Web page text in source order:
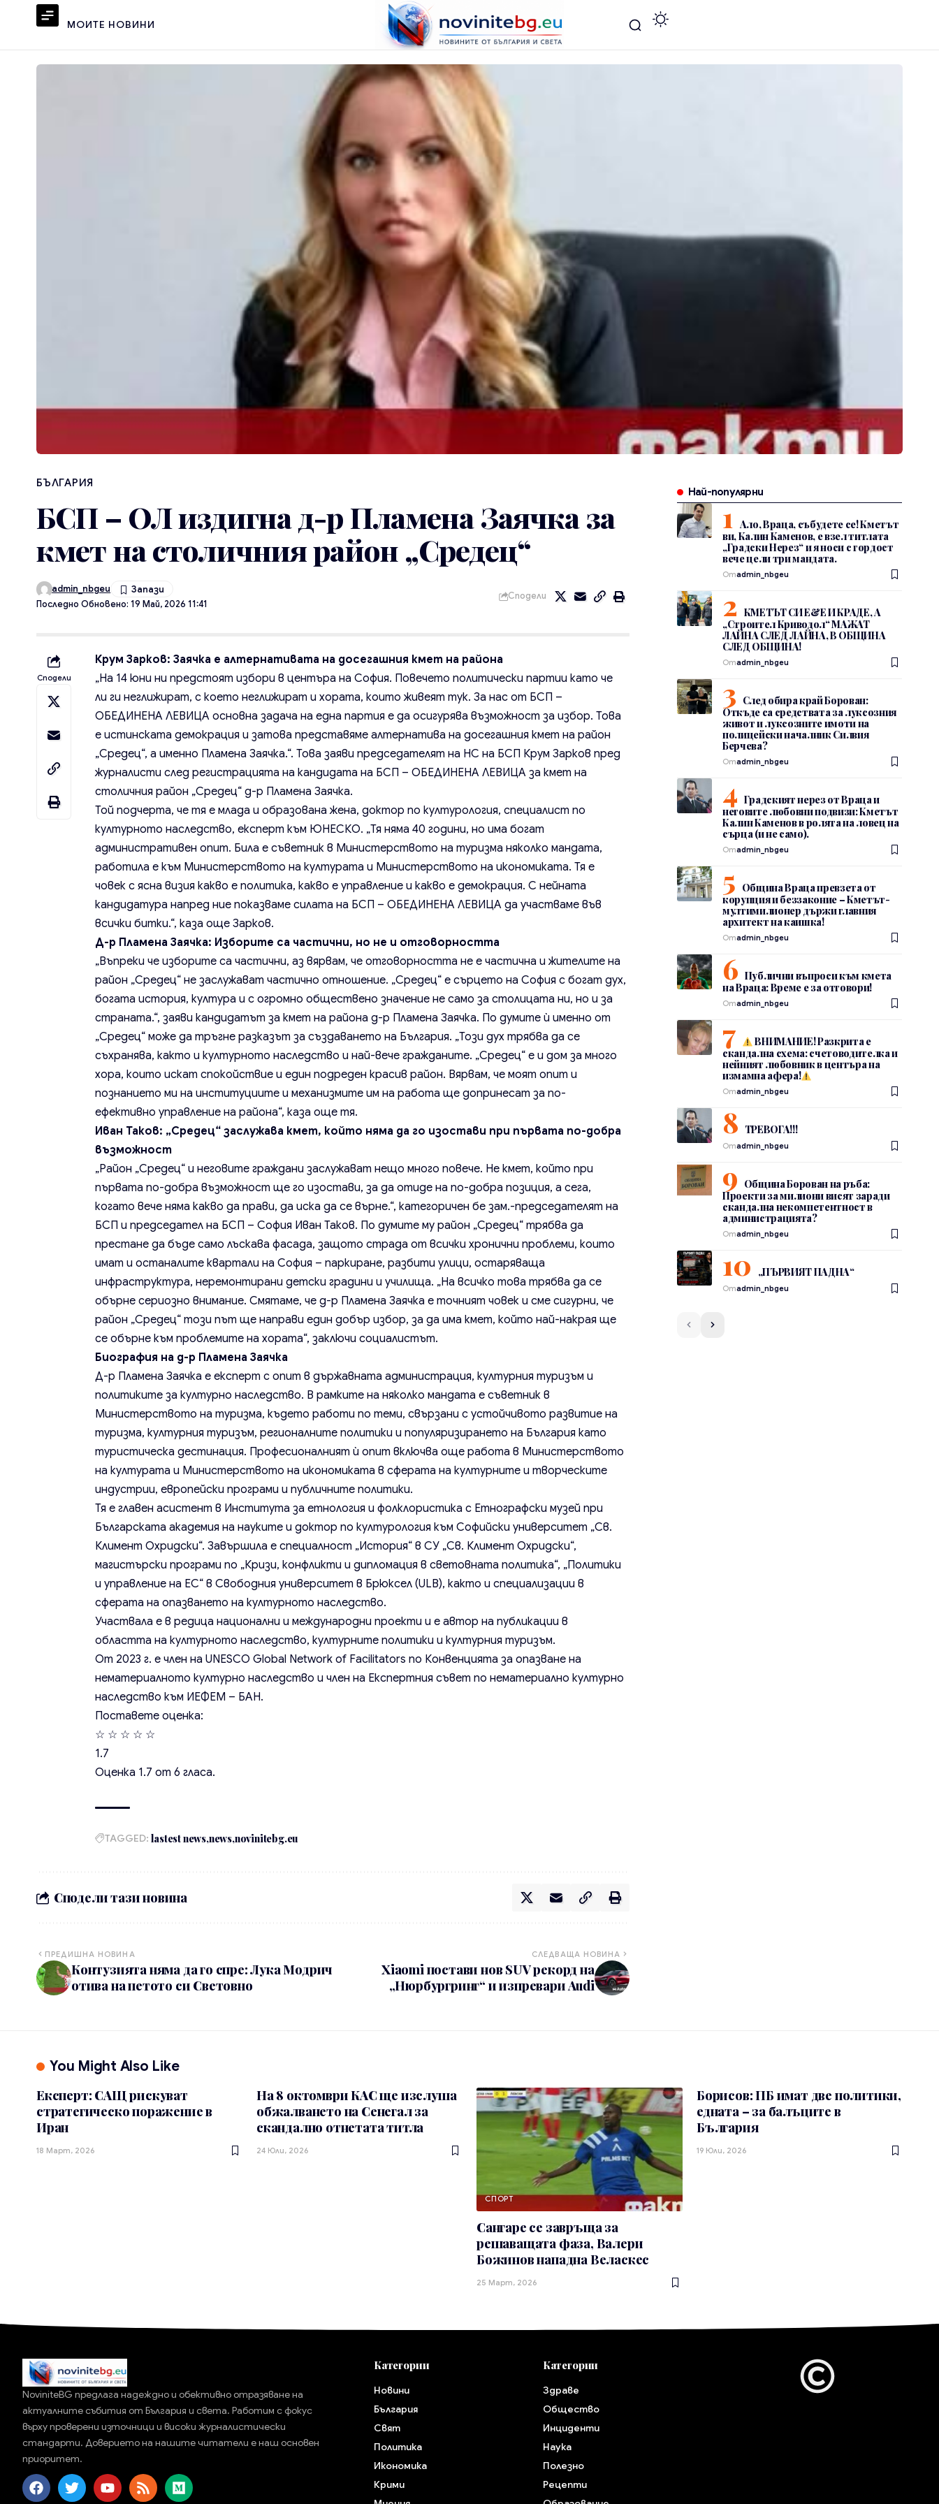
МОИТЕ НОВИНИ
БЪЛГАРИЯ
БСП – ОЛ издигна д-р Пламена Заячка за
кмет на столичния район „Средец“
Последно Обновено: 19 Май, 2026 11:41
admin_nbgeu
Сподели
Сподели
Крум Зарков: Заячка е алтернативата на досегашния кмет на района
„На 14 юни ни предстоят избори в центъра на София. Повечето политически партии като че
ли ги неглижират, с което неглижират и хората, които живеят тук. За нас от БСП –
ОБЕДИНЕНА ЛЕВИЦА основна задача на една партия е да осигурява възможност за избор. Това
е истинската демокрация и затова представяме алтернатива на досегашния кмет на район
„Средец“, а именно Пламена Заячка.“. Това заяви председателят на НС на БСП Крум Зарков пред
журналисти след регистрацията на кандидата на БСП – ОБЕДИНЕНА ЛЕВИЦА за кмет на
столичния район „Средец“ д-р Пламена Заячка.
Той подчерта, че тя е млада и образована жена, доктор по културология, специалист по
културното наследство, експерт към ЮНЕСКО. „Тя няма 40 години, но има богат
административен опит. Била е съветник в Министерството на туризма няколко мандата,
работила е към Министерството на културата и Министерството на икономиката. Тя е
човек с ясна визия какво е политика, какво е управление и какво е демокрация. С нейната
кандидатура напред ние показваме силата на БСП – ОБЕДИНЕНА ЛЕВИЦА да участваме във
всички битки.“, каза още Зарков.
Д-р Пламена Заячка: Изборите са частични, но не и отговорността
„Въпреки че изборите са частични, аз вярвам, че отговорността не е частична и жителите на
район „Средец“ не заслужават частично отношение. „Средец“ е сърцето на София с богат дух,
богата история, култура и с огромно обществено значение не само за столицата ни, но и за
страната.“, заяви кандидатът за кмет на района д-р Пламена Заячка. По думите ѝ именно от
„Средец“ може да тръгне разказът за създаването на България. „Този дух трябва да се
съхранява, както и културното наследство и най-вече гражданите. „Средец“ е и дом за много
хора, които искат спокойствие и един подреден красив район. Вярвам, че моят опит и
познанието ми на институциите и механизмите им на работа ще допринесат за по-
ефективно управление на района“, каза още тя.
Иван Таков: „Средец“ заслужава кмет, който няма да го изостави при първата по-добра
възможност
„Район „Средец“ и неговите граждани заслужават нещо много повече. Не кмет, който при
първата по-добра възможност ще го изостави, за да отиде на по-добра позиция, а сега,
когато вече няма какво да прави, да иска да се върне.“, категоричен бе зам.-председателят на
БСП и председател на БСП – София Иван Таков. По думите му район „Средец“ трябва да
престане да бъде само лъскава фасада, защото страда от всички хронични проблеми, които
имат и останалите квартали на София – паркиране, разбити улици, остаряваща
инфраструктура, неремонтирани детски градини и училища. „На всичко това трябва да се
обърне сериозно внимание. Смятаме, че д-р Пламена Заячка е точният човек и сме сигурни, че
район „Средец“ този път ще направи един добър избор, за да има кмет, който най-накрая ще
се обърне към проблемите на хората“, заключи социалистът.
Биография на д-р Пламена Заячка
Д-р Пламена Заячка е експерт с опит в държавната администрация, културния туризъм и
политиките за културно наследство. В рамките на няколко мандата е съветник в
Министерството на туризма, където работи по теми, свързани с устойчивото развитие на
туризма, културния туризъм, регионалните политики и популяризирането на България като
туристическа дестинация. Професионалният ѝ опит включва още работа в Министерството
на културата и Министерството на икономиката в сферата на културните и творческите
индустрии, европейски програми и публичните политики.
Тя е главен асистент в Института за етнология и фолклористика с Етнографски музей при
Българската академия на науките и доктор по културология към Софийски университет „Св.
Климент Охридски“. Завършила е специалност „История“ в СУ „Св. Климент Охридски“,
магистърски програми по „Кризи, конфликти и дипломация в световната политика“, „Политики
и управление на ЕС“ в Свободния университет в Брюксел (ULB), както и специализации в
сферата на опазването на културното наследство.
Участвала е в редица национални и международни проекти и е автор на публикации в
областта на културното наследство, културните политики и културния туризъм.
От 2023 г. е член на UNESCO Global Network of Facilitators по Конвенцията за опазване на
нематериалното културно наследство и член на Експертния съвет по нематериално културно
наследство към ИЕФЕМ – БАН.
Поставете оценка:
☆ ☆ ☆ ☆ ☆
1.7
Оценка 1.7 от6 гласа.
TAGGED: lastest news news novinitebg.eu
Сподели тази новина
ПРЕДИШНА НОВИНА
Контузията няма да го спре: Лука Модрич
отива на петото си Световно
СЛЕДВАЩА НОВИНА
Xiaomi постави нов SUV рекорд на
„Нюрбургринг“ и изпревари Audi
Най-популярни
Ало, Враца, събудете се! Кметът
ви, Калин Каменов, е взел титлата
„Градски Нерез“ и я носи с гордост
вече цели три мандата.
Отadmin_nbgeu
КМЕТЪТ СИ Е&Е И КРАДЕ, А
„Строител Криводол“ МАЖАТ
ЛАЙНА СЛЕД ЛАЙНА, В ОБЩИНА
СЛЕД ОБЩИНА!
Отadmin_nbgeu
След обира край Борован:
Откъде са средствата за луксозния
живот и луксозните имоти на
полицейски началник Силвия
Берчева?
Отadmin_nbgeu
Градският нерез от Враца и
неговите любовни подвизи: Кметът
Калин Каменов в ролята на ловец на
сърца (и не само).
Отadmin_nbgeu
Община Враца превзета от
корупция и беззаконие – Кметът-
мултимилионер държи главния
архитект на каишка!
Отadmin_nbgeu
Публични въпроси към кмета
на Враца: Време е за отговори!
Отadmin_nbgeu
ВНИМАНИЕ! Разкрита е
скандална схема: счетоводителка и
нейният любовник в центъра на
измамна афера!
Отadmin_nbgeu
ТРЕВОГА!!!
Отadmin_nbgeu
Община Борован на ръба:
Проекти за милиони висят заради
скандална некомпетентност в
администрацията?
Отadmin_nbgeu
„ПЪРВИЯТ ПАДНА“
Отadmin_nbgeu
You Might Also Like
Експерт: САЩ рискуват
стратегическо поражение в
Иран
18 Март, 2026
На 8 октомври КАС ще изслуша
обжалването на Сенегал за
скандално отнетата титла
24 Юли, 2026
СПОРТ
Сангаре се завръща за
решаващата фаза, Валери
Божинов нападна Веласкес
25 Март, 2026
Борисов: ПБ имат две политики,
едната – за балъците в
България
19 Юли, 2026
NoviniteBG предлага надеждно и обективно отразяване на
актуалните събития от България и света. Работим с фокус
върху проверени източници и високи журналистически
стандарти. Доверието на нашите читатели е наш основен
приоритет.
Категории
Новини
България
Свят
Политика
Икономика
Крими
Категории
Здраве
Общество
Инциденти
Наука
Полезно
Рецепти